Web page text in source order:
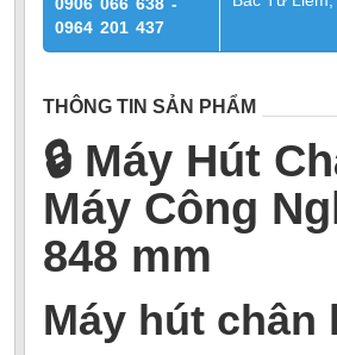
0964 201 437
THÔNG TIN SẢN PHẨM
🔒 Máy Hút
Máy Công
848 mm
Máy hút chân